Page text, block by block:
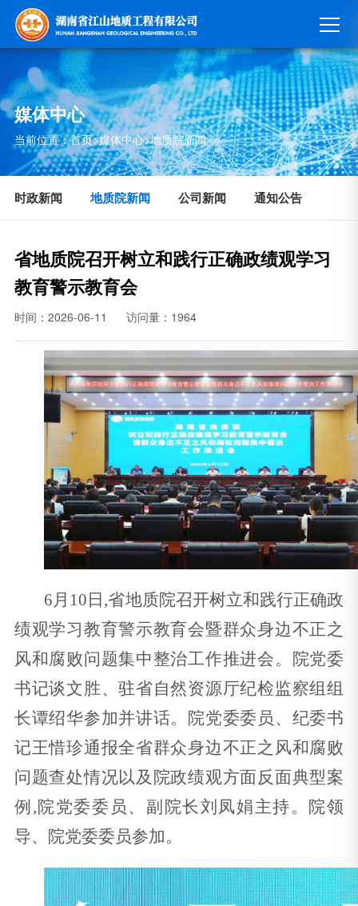
媒体中心
当前位置：首页>媒体中心>地质院新闻
时政新闻 地质院新闻 公司新闻 通知公告
省地质院召开树立和践行正确政绩观学习
教育警示教育会
时间：2026-06-11 访问量：1964
6月10日,省地质院召开树立和践行正确政
绩观学习教育警示教育会暨群众身边不正之
风和腐败问题集中整治工作推进会。院党委
书记谈文胜、驻省自然资源厅纪检监察组组
长谭绍华参加并讲话。院党委委员、纪委书
记王惜珍通报全省群众身边不正之风和腐败
问题查处情况以及院政绩观方面反面典型案
例,院党委委员、副院长刘凤娟主持。院领
导、院党委委员参加。